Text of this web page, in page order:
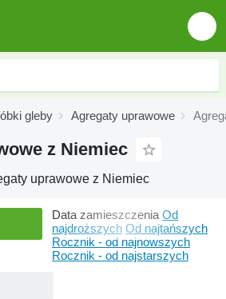
gleby Agregaty uprawowe
z Niemiec
uprawowe z Niemiec
Data zamieszczenia Od
najdroższych Od najtańszych
Rocznik - od najnowszych
Rocznik - od najstarszych